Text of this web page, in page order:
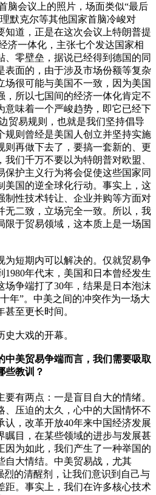
脑会议上的照片，场面类似“最后
默克尔等其他国家首脑冷峻对
知道，正是在这次会议上特朗普提
济一体化，主张七个发达国家相
、零壁垒，据说已经得到德国的同
表面的，由于涉及市场份额等复杂
场很可能与美国不一致，因为美国
，所以七国间的经济一体化肯定不
意味着一个严峻趋势，即它已经下
贸易规则，也就是我们坚持倡导
规则曾经是美国人创立并坚持实施
则再做下去了，要搞一套新的、更
们千万不要以为特朗普对欧盟、
保护主义行为将会促使这些国家同
美国的逆全球化行动。事实上，这
制性技术转让、企业并购等方面对
无二致，立场完全一致。所以，我
限于贸易领域，这本质上是一场国
为短期内可以解决的。仅就贸易争
1980年代末，美国和日本曾经发生
场争端打了30年，结果是日本泡沫
年”。中美之间的冲突作为一场大
至更长时间。
大戏的开幕。
中美贸易争端而言，我们需要吸取
些教训？
有两点：一是盲目自大的情绪。
、压迫的太久，心中的大国情怀不
认，改革开放40年来中国经济发展
瞩目，在某些领域的进步与发展甚
因为如此，我们产生了一种举国的
自大情结。中美贸易战，尤其
烈的清醒剂，让我们意识到自己与
距。事实上，我们在许多核心技术